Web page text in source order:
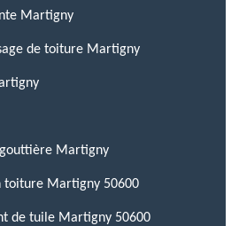
Martigny
de toiture Martigny
Martigny
toiture Martigny 50600
de tuile Martigny 50600